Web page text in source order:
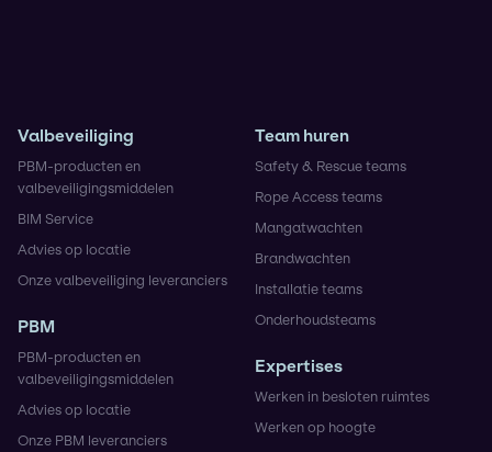
Valbeveiliging
PBM-producten en
valbeveiligingsmiddelen
BIM Service
Advies op locatie
Onze valbeveiliging leveranciers
PBM
PBM-producten en
valbeveiligingsmiddelen
Advies op locatie
Onze PBM leveranciers
Team huren
Safety & Rescue teams
Rope Access teams
Mangatwachten
Brandwachten
Installatie teams
Onderhoudsteams
Expertises
Werken in besloten ruimtes
Werken op hoogte